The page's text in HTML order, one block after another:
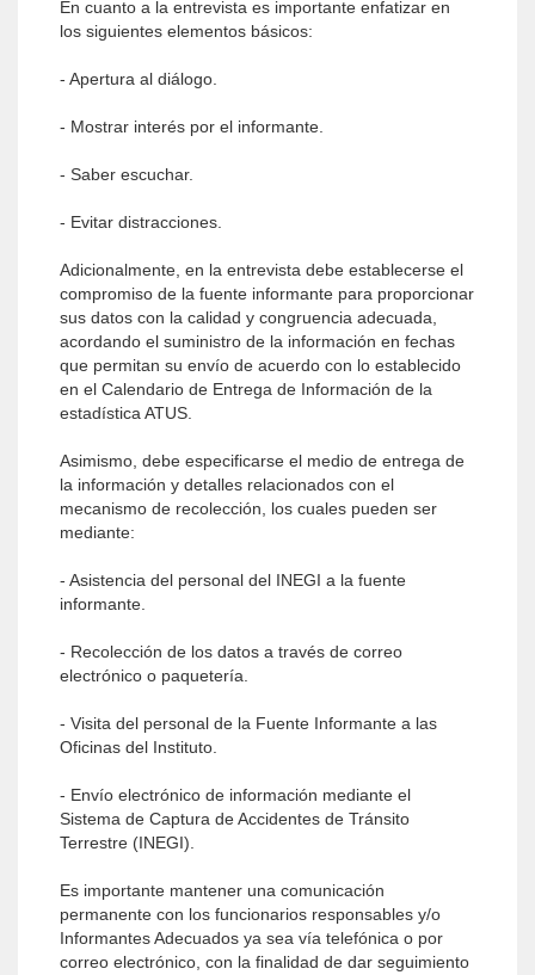
En cuanto a la entrevista es importante enfatizar en
los siguientes elementos básicos:
- Apertura al diálogo.
- Mostrar interés por el informante.
- Saber escuchar.
- Evitar distracciones.
Adicionalmente, en la entrevista debe establecerse el
compromiso de la fuente informante para proporcionar
sus datos con la calidad y congruencia adecuada,
acordando el suministro de la información en fechas
que permitan su envío de acuerdo con lo establecido
en el Calendario de Entrega de Información de la
estadística ATUS.
Asimismo, debe especificarse el medio de entrega de
la información y detalles relacionados con el
mecanismo de recolección, los cuales pueden ser
mediante:
- Asistencia del personal del INEGI a la fuente
informante.
- Recolección de los datos a través de correo
electrónico o paquetería.
- Visita del personal de la Fuente Informante a las
Oficinas del Instituto.
- Envío electrónico de información mediante el
Sistema de Captura de Accidentes de Tránsito
Terrestre (INEGI).
Es importante mantener una comunicación
permanente con los funcionarios responsables y/o
Informantes Adecuados ya sea vía telefónica o por
correo electrónico, con la finalidad de dar seguimiento